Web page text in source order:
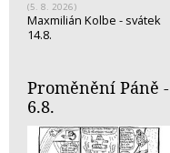
(5. 8. 2026)
Maxmilián Kolbe - svátek
14.8.
Proměnění Páně -
6.8.